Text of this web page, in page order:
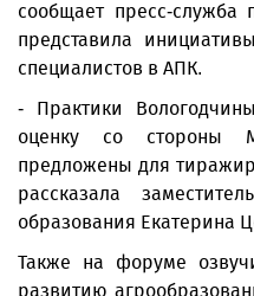
сообщает пресс-служба
представила
специалистов в АПК.
- Практики
оценку со стороны
предложены для
рассказала
образования Екатерина
Также на форуме
развитию